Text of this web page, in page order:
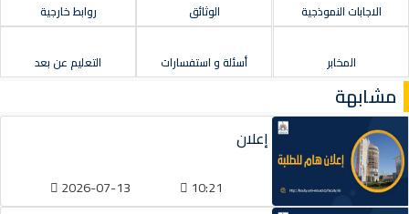
الاجابات النموذجية الوثائق روابط خارجية
المخابر أسئلة و استفسارات التعليم عن بعد
مشابهة
إعلان
10:21
2026-07-13